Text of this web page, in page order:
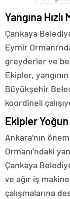
Yangına
Çankaya
Eymir
greyderler ve
Ekipler,
Büyükşehir
koordineli
Ekipler
Ankara’nın
Ormanı’ndaki
Çankaya
ve ağır iş
çalışmalarına